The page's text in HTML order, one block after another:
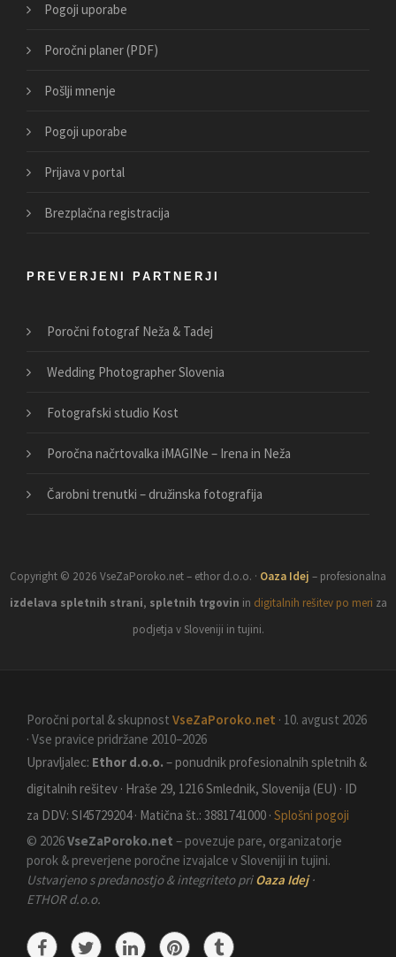
Pogoji uporabe
Poročni planer (PDF)
Pošlji mnenje
Pogoji uporabe
Prijava v portal
Brezplačna registracija
PREVERJENI PARTNERJI
Poročni fotograf Neža & Tadej
Wedding Photographer Slovenia
Fotografski studio Kost
Poročna načrtovalka iMAGINe – Irena in Neža
Čarobni trenutki – družinska fotografija
Copyright © 2026 VseZaPoroko.net – ethor d.o.o. · Oaza Idej – profesionalna
izdelava spletnih strani, spletnih trgovin in digitalnih rešitev po meri za
podjetja v Sloveniji in tujini.
Poročni portal & skupnost VseZaPoroko.net · 10. avgust 2026
· Vse pravice pridržane 2010–2026
Upravljalec: Ethor d.o.o. – ponudnik profesionalnih spletnih &
digitalnih rešitev · Hraše 29, 1216 Smlednik, Slovenija (EU) · ID
za DDV: SI45729204 · Matična št.: 3881741000 · Splošni pogoji
© 2026VseZaPoroko.net – povezuje pare, organizatorje
porok & preverjene poročne izvajalce v Sloveniji in tujini.
Ustvarjeno s predanostjo & integriteto priOaza Idej·
ETHOR d.o.o.